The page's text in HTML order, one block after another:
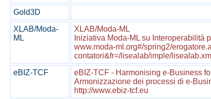
Gold3D
XLAB/Moda-
ML
XLAB/Moda-ML
Iniziativa Moda-ML su Interoperabilità
www.moda-ml.org#/spring2/
contatori&fr=/lisealab/imple/
eBIZ-TCF
eBIZ-TCF - Harmonising e-Business
Armonizzazione dei processi di e-
http://www.ebiz-tcf.eu